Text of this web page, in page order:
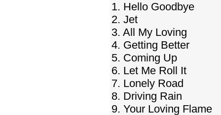
1. Hello Goodbye
2. Jet
3. All My Loving
4. Getting Better
5. Coming Up
6. Let Me Roll It
7. Lonely Road
8. Driving Rain
9. Your Loving Flame